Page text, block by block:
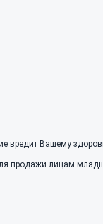
вредит Вашему
продажи лицам